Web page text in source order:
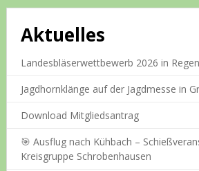
Aktuelles
Landesbläserwettbewerb 2026 in
Jagdhornklänge auf der Jagdmesse in
Download Mitgliedsantrag
🎯 Ausflug nach Kühbach –
Kreisgruppe Schrobenhausen